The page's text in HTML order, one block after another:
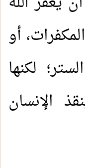
أو
لكنها
الإنسان